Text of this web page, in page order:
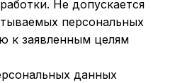
Не допускается
персональных
к заявленным целям
данных